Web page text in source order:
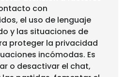
con
el uso de lenguaje
y las situaciones de
proteger la privacidad
incómodas. Es
o desactivar el chat,